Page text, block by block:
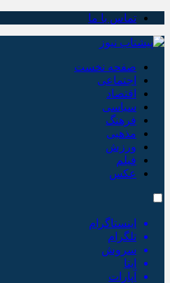
تماس با ما
صفحه نخست
اجتماعی
اقتصاد
سیاسی
فرهنگ
مذهبی
ورزش
فیلم
عکس
اینستاگرام
تلگرام
سروش
ایتا
آپارات